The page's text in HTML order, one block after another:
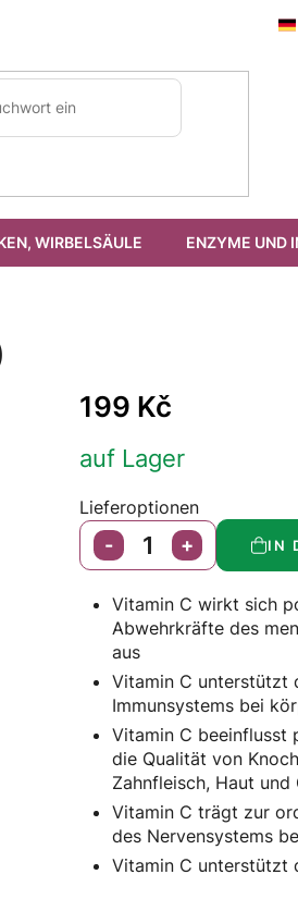
WIRBELSÄULE ENZYME UND
199 Kč
auf Lager
Lieferoptionen
IN
Vitamin C wirkt sich
Abwehrkräfte des
aus
Vitamin C unterstützt
Immunsystems bei
Vitamin C beeinflusst
die Qualität von
Zahnfleisch, Haut und
Vitamin C trägt zur
des Nervensystems
Vitamin C unterstützt